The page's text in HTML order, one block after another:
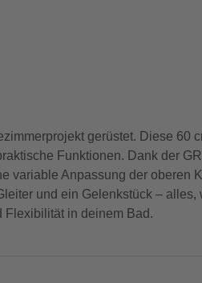
gerüstet. Diese 60
Funktionen. Dank der
variable Anpassung der oberen
und ein Gelenkstück – alles,
Flexibilität in deinem Bad.